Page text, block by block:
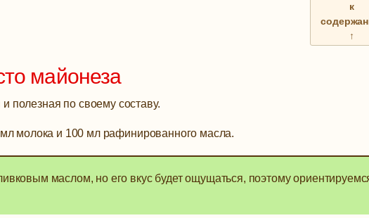
к
↑
майонеза
полезная по своему составу.
молока и 100 мл рафинированного масла.
маслом, но его вкус будет ощущаться, поэтому